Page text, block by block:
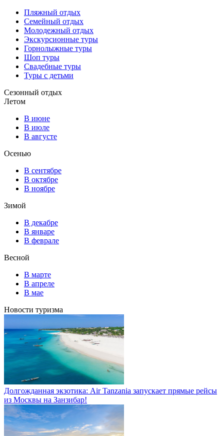
Пляжный отдых
Семейный отдых
Молодежный отдых
Экскурсионные туры
Горнолыжные туры
Шоп туры
Свадебные туры
Туры с детьми
Сезонный отдых
Летом
В июне
В июле
В августе
Осенью
В сентябре
В октябре
В ноябре
Зимой
В декабре
В январе
В феврале
Весной
В марте
В апреле
В мае
Новости туризма
Долгожданная экзотика: Air Tanzania запускает прямые рейсы
из Москвы на Занзибар!